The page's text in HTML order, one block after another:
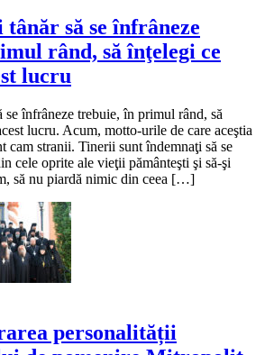
tânăr să se înfrâneze
rând, să înţelegi ce
lucru
se înfrâneze trebuie, în primul rând, să
lucru. Acum, motto-urile de care aceştia
cam stranii. Tinerii sunt îndemnaţi să se
cele oprite ale vieţii pământeşti şi să-şi
să nu piardă nimic din ceea […]
personalității